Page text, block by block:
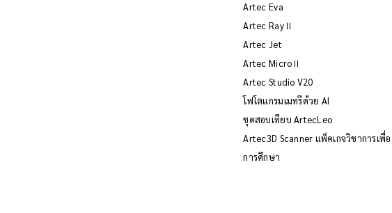
Artec Eva
Artec RayⅡ
Artec Jet
Artec MicroⅡ
Artec Studio V20
โฟโตแกรมเมทรีด้วย AI
ชุดสอบเทียบ ArtecLeo
Artec3D Scanner แพ็คเกจวิชาการเพื่อ
การศึกษา